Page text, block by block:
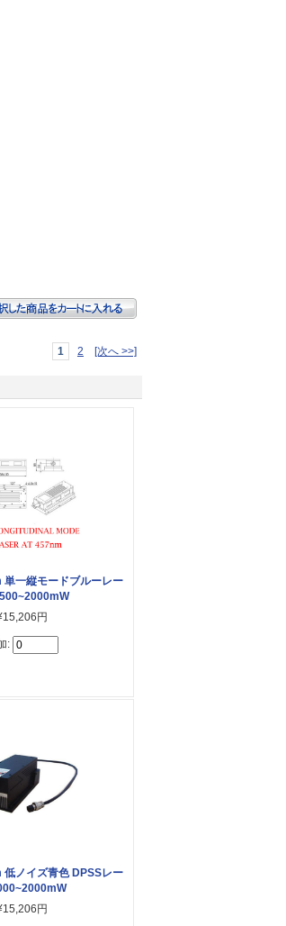
1 2 [次へ >>]
一縦モードブルーレー
円
:
ノイズ青色 DPSSレー
円